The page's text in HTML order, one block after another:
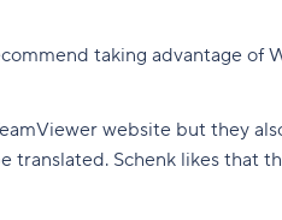
taking advantage of
website but they
Schenk likes that